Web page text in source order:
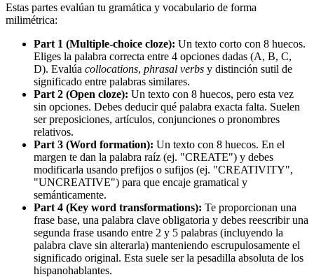
Estas partes evalúan tu gramática y vocabulario de forma
milimétrica:
Part 1 (Multiple-choice cloze): Un texto corto con 8 huecos.
Eliges la palabra correcta entre 4 opciones dadas (A, B, C,
D). Evalúa collocations, phrasal verbs y distinción sutil de
significado entre palabras similares.
Part 2 (Open cloze): Un texto con 8 huecos, pero esta vez
sin opciones. Debes deducir qué palabra exacta falta. Suelen
ser preposiciones, artículos, conjunciones o pronombres
relativos.
Part 3 (Word formation): Un texto con 8 huecos. En el
margen te dan la palabra raíz (ej. "CREATE") y debes
modificarla usando prefijos o sufijos (ej. "CREATIVITY",
"UNCREATIVE") para que encaje gramatical y
semánticamente.
Part 4 (Key word transformations): Te proporcionan una
frase base, una palabra clave obligatoria y debes reescribir una
segunda frase usando entre 2 y 5 palabras (incluyendo la
palabra clave sin alterarla) manteniendo escrupulosamente el
significado original. Esta suele ser la pesadilla absoluta de los
hispanohablantes.